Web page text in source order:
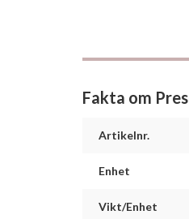
Fakta om
Artikelnr.
Enhet
Vikt/Enhet